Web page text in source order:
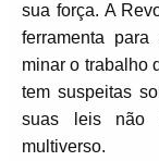
sua força. A
ferramenta
minar o trabalho
tem suspeitas
suas leis não
multiverso.